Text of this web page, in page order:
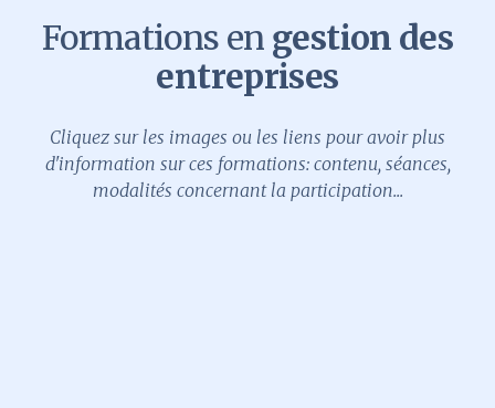
Formations en gestion des
entreprises
Cliquez sur les images ou les liens pour avoir plus
d'information sur ces formations: contenu, séances,
modalités concernant la participation...